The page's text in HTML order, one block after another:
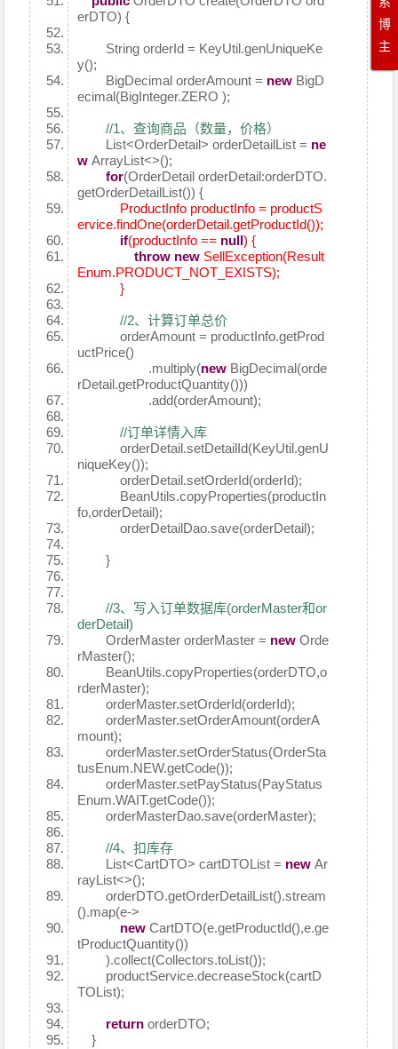
erDTO) {
String orderId = KeyUtil.genUniqueKe
y();
BigDecimal orderAmount = new BigD
ecimal(BigInteger.ZERO );
//1、查询商品（数量，价格）
List<OrderDetail> orderDetailList = ne
w ArrayList<>();
for(OrderDetail orderDetail:orderDTO.
getOrderDetailList()) {
ProductInfo productInfo = productS
ervice.findOne(orderDetail.getProductId());
if(productInfo == null) {
throw new SellException(Result
Enum.PRODUCT_NOT_EXISTS);
}
//2、计算订单总价
orderAmount = productInfo.getProd
uctPrice()
.multiply(new BigDecimal(orde
rDetail.getProductQuantity()))
.add(orderAmount);
//订单详情入库
orderDetail.setDetailId(KeyUtil.genU
niqueKey());
orderDetail.setOrderId(orderId);
BeanUtils.copyProperties(productIn
fo,orderDetail);
orderDetailDao.save(orderDetail);
}
//3、写入订单数据库(orderMaster和or
derDetail)
OrderMaster orderMaster = new Orde
rMaster();
BeanUtils.copyProperties(orderDTO,o
rderMaster);
orderMaster.setOrderId(orderId);
orderMaster.setOrderAmount(orderA
mount);
orderMaster.setOrderStatus(OrderSta
tusEnum.NEW.getCode());
orderMaster.setPayStatus(PayStatus
Enum.WAIT.getCode());
orderMasterDao.save(orderMaster);
//4、扣库存
List<CartDTO> cartDTOList = new Ar
rayList<>();
orderDTO.getOrderDetailList().stream
().map(e->
new CartDTO(e.getProductId(),e.ge
tProductQuantity())
).collect(Collectors.toList());
productService.decreaseStock(cartD
TOList);
return orderDTO;
}
博
主